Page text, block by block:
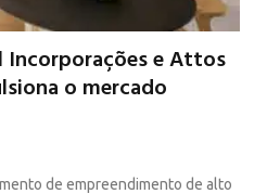
Incorporações e Attos
o mercado
de empreendimento de alto